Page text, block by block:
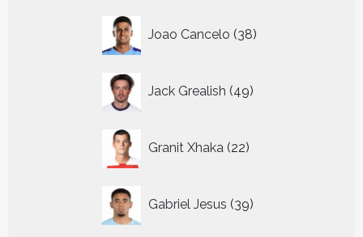
Joao Cancelo 38
producten
Jack Grealish 49
producten
Granit Xhaka 22
producten
Gabriel Jesus 39
producten